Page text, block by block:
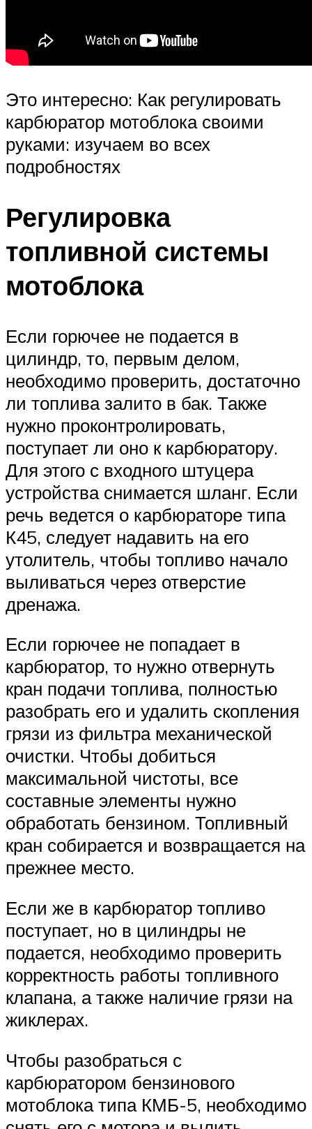
Это интересно: Как регулировать
карбюратор мотоблока своими
руками: изучаем во всех
подробностях
Регулировка
топливной системы
мотоблока
Если горючее не подается в
цилиндр, то, первым делом,
необходимо проверить, достаточно
ли топлива залито в бак. Также
нужно проконтролировать,
поступает ли оно к карбюратору.
Для этого с входного штуцера
устройства снимается шланг. Если
речь ведется о карбюраторе типа
К45, следует надавить на его
утолитель, чтобы топливо начало
выливаться через отверстие
дренажа.
Если горючее не попадает в
карбюратор, то нужно отвернуть
кран подачи топлива, полностью
разобрать его и удалить скопления
грязи из фильтра механической
очистки. Чтобы добиться
максимальной чистоты, все
составные элементы нужно
обработать бензином. Топливный
кран собирается и возвращается на
прежнее место.
Если же в карбюратор топливо
поступает, но в цилиндры не
подается, необходимо проверить
корректность работы топливного
клапана, а также наличие грязи на
жиклерах.
Чтобы разобраться с
карбюратором бензинового
мотоблока типа КМБ-5, необходимо